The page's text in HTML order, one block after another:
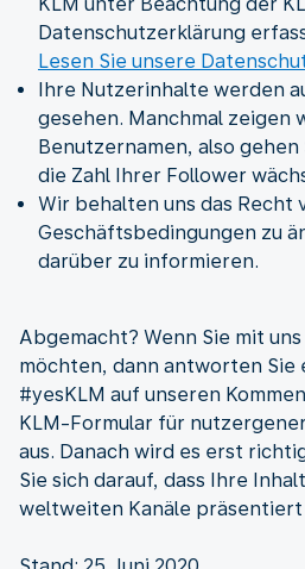
Datenschutzerklärung
Lesen Sie unsere
Ihre Nutzerinhalte werden
gesehen. Manchmal zeigen
Benutzernamen, also gehen
die Zahl Ihrer Follower
Wir behalten uns das Recht
Geschäftsbedingungen zu
darüber zu informieren.
Abgemacht? Wenn Sie mit
möchten, dann antworten
#yesKLM auf unseren
KLM-Formular für
aus. Danach wird es erst
Sie sich darauf, dass Ihre
weltweiten Kanäle